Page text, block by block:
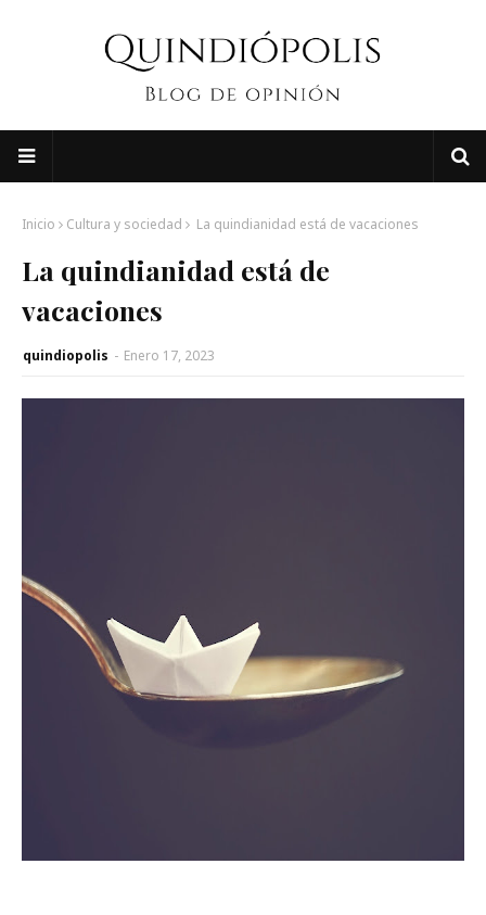
Inicio Cultura y sociedad La quindianidad está de vacaciones
La quindianidad está de
vacaciones
quindiopolis - Enero 17, 2023